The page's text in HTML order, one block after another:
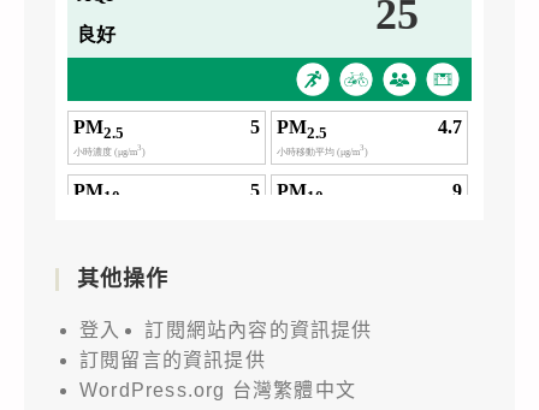
其他操作
登入
訂閱網站內容的資訊提供
訂閱留言的資訊提供
WordPress.org 台灣繁體中文